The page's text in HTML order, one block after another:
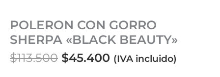
POLERON CON GORRO
SHERPA «BLACK BEAUTY»
$113.500 $45.400 (IVA incluido)